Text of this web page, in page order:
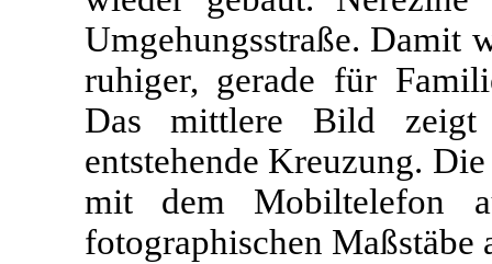
Umgehungsstraße. Damit
ruhiger, gerade für
Das mittlere Bild
entstehende Kreuzung.
mit dem Mobiltelefon
fotographischen Maßstäbe